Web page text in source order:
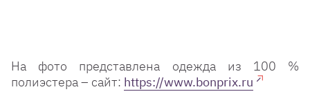
На фото представлена одежда из 100 %
полиэстера – сайт: https://www.bonprix.ru